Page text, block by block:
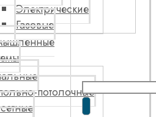
Электрические
Газовые
потолочные